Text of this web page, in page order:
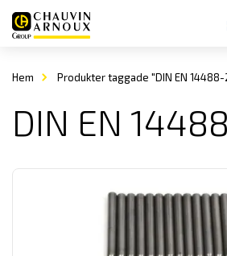
Hem Produkter taggade "DIN EN 14488-
DIN EN